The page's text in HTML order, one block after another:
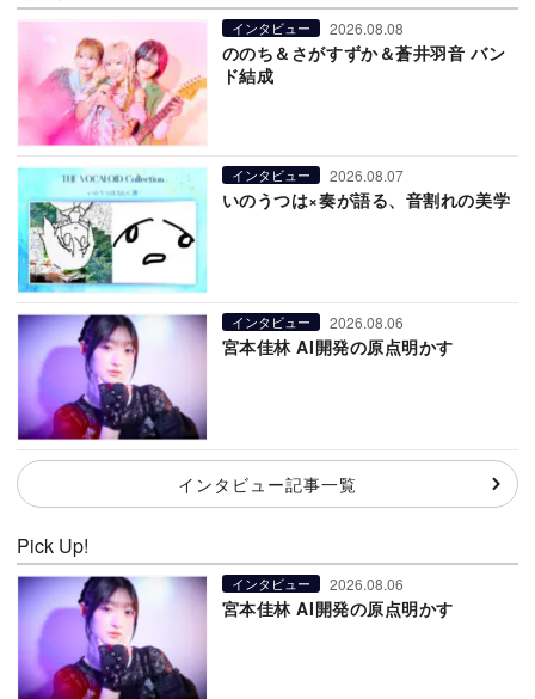
インタビュー 2026.08.08
ののち＆さがすずか＆蒼井羽音 バン
ド結成
インタビュー 2026.08.07
いのうつは×奏が語る、音割れの美学
インタビュー 2026.08.06
宮本佳林 AI開発の原点明かす
インタビュー記事一覧
Pick Up!
インタビュー 2026.08.06
宮本佳林 AI開発の原点明かす